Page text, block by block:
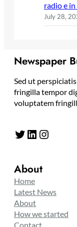
radio e
July 28,
Newspaper
Sed ut
fringilla tempor
voluptatem
Twitter LinkedIn Instagram
About
Home
Latest News
About
How we started
Contact